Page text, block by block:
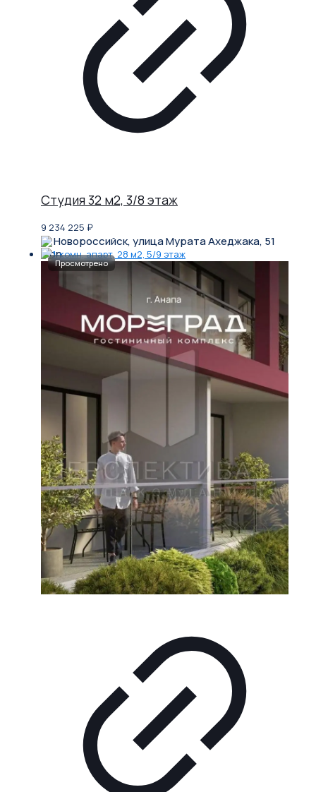
Студия 32 м2, 3/8 этаж
9 234 225 ₽
Новороссийск, улица Мурата Ахеджака, 51